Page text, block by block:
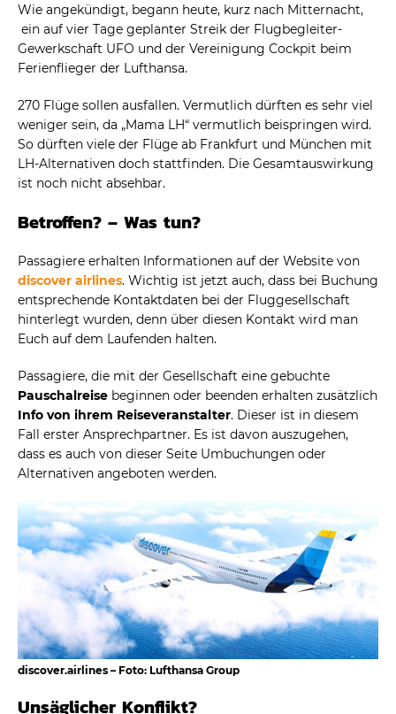
Wie angekündigt, begann heute, kurz nach Mitternacht,
ein auf vier Tage geplanter Streik der Flugbegleiter-
Gewerkschaft UFO und der Vereinigung Cockpit beim
Ferienflieger der Lufthansa.
270 Flüge sollen ausfallen. Vermutlich dürften es sehr viel
weniger sein, da „Mama LH“ vermutlich beispringen wird.
So dürften viele der Flüge ab Frankfurt und München mit
LH-Alternativen doch stattfinden. Die Gesamtauswirkung
ist noch nicht absehbar.
Betroffen? – Was tun?
Passagiere erhalten Informationen auf der Website von
discover airlines. Wichtig ist jetzt auch, dass bei Buchung
entsprechende Kontaktdaten bei der Fluggesellschaft
hinterlegt wurden, denn über diesen Kontakt wird man
Euch auf dem Laufenden halten.
Passagiere, die mit der Gesellschaft eine gebuchte
Pauschalreise beginnen oder beenden erhalten zusätzlich
Info von ihrem Reiseveranstalter. Dieser ist in diesem
Fall erster Ansprechpartner. Es ist davon auszugehen,
dass es auch von dieser Seite Umbuchungen oder
Alternativen angeboten werden.
discover.airlines – Foto: Lufthansa Group
Unsäglicher Konflikt?